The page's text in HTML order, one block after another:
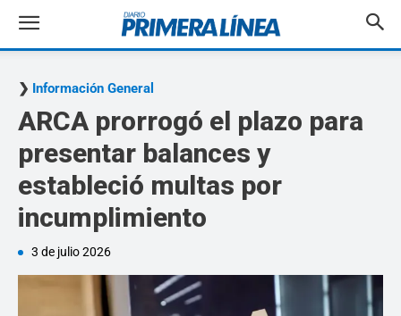
Información General
ARCA prorrogó el plazo para
presentar balances y
estableció multas por
incumplimiento
3 de julio 2026